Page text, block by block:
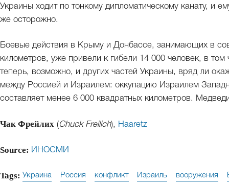
Украины ходит по тонкому дипломатическому канату, и
же осторожно.
Боевые действия в Крыму и Донбассе, занимающих в
километров, уже привели к гибели 14 000 человек, в
теперь, возможно, и других частей Украины, вряд ли
между Россией и Израилем: оккупацию Израилем
составляет менее 6 000 квадратных километров.
Чак Фрейлих ( Chuck Freilich), Haaretz
Source: ИНОСМИ
Tags: Украина Россия конфликт Израиль вооружения